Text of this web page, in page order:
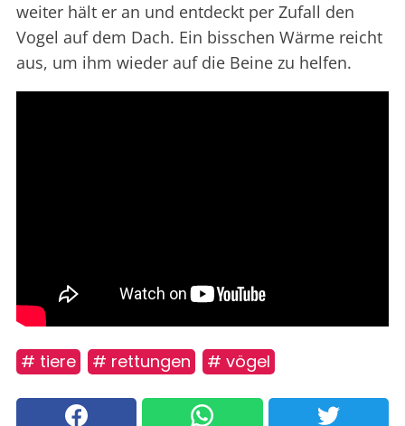
weiter hält er an und entdeckt per Zufall den
Vogel auf dem Dach. Ein bisschen Wärme reicht
aus, um ihm wieder auf die Beine zu helfen.
# tiere # rettungen # vögel